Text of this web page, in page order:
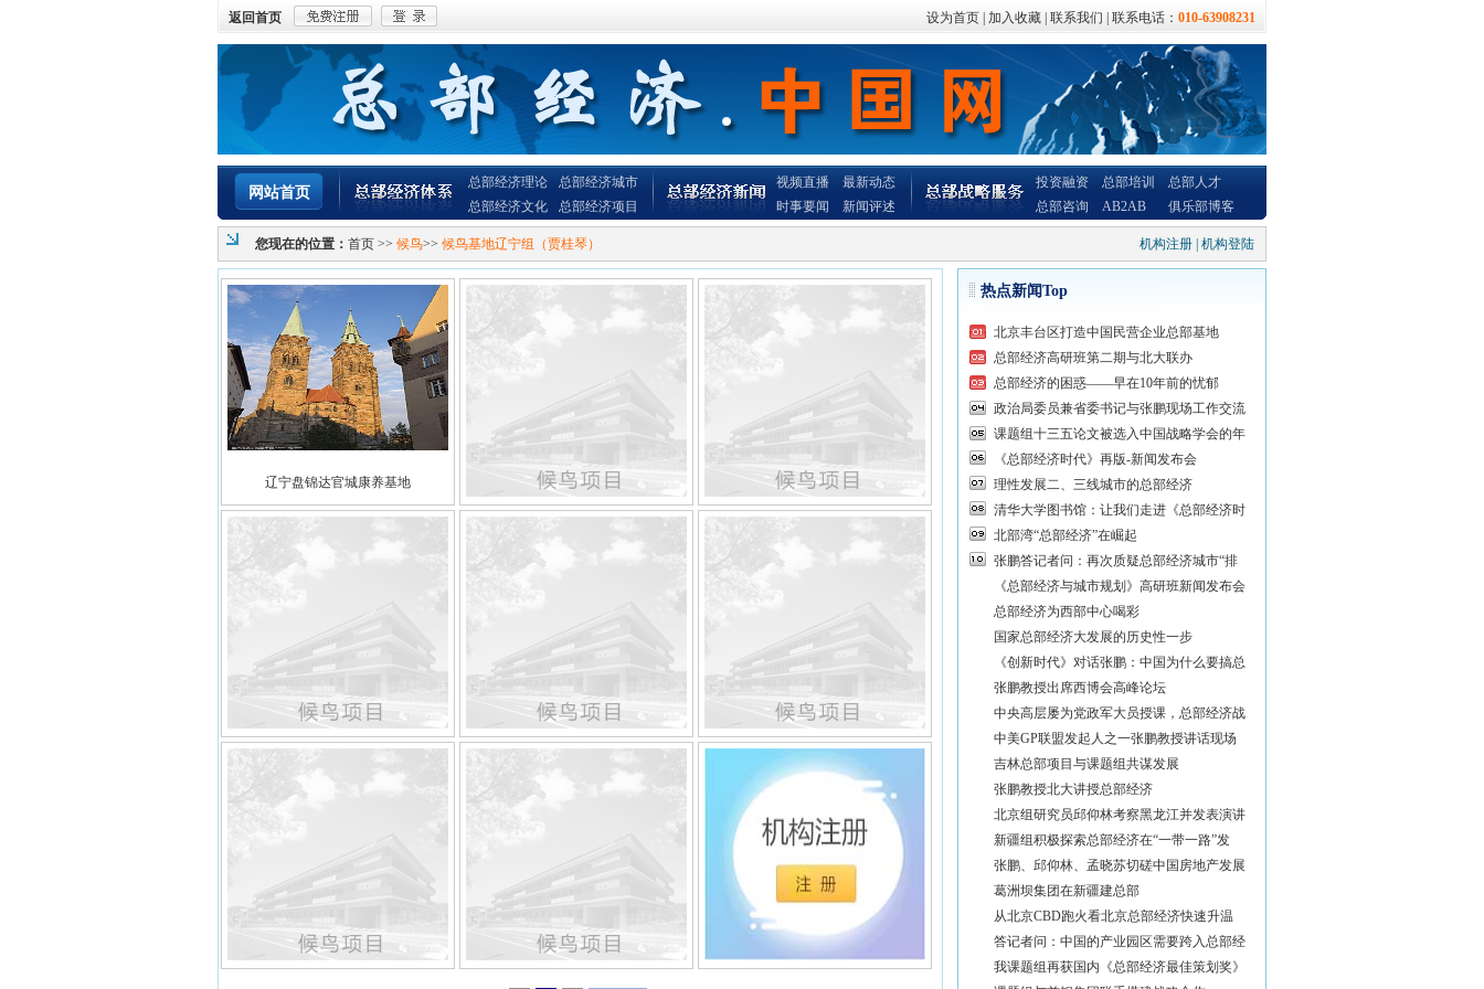
返回首页 设为首页 加入收藏 联系我们 | 联系电话： 010-63908231
网站首页
总部经济理论
总部经济文化
总部经济城市
总部经济项目
视频直播
时事要闻
最新动态
新闻评述
投资融资
总部咨询
总部培训
AB2AB
总部人才
俱乐部博客
您现在的位置： 首页 >> 候鸟>> 候鸟基地辽宁组（贾桂琴） 机构注册 机构登陆
辽宁盘锦达官城康养基地
热点新闻Top
北京丰台区打造中国民营企业总部基地
总部经济高研班第二期与北大联办
总部经济的困惑——早在10年前的忧郁
政治局委员兼省委书记与张鹏现场工作交流
课题组十三五论文被选入中国战略学会的年
《总部经济时代》再版-新闻发布会
理性发展二、三线城市的总部经济
清华大学图书馆：让我们走进《总部经济时
北部湾“总部经济”在崛起
张鹏答记者问：再次质疑总部经济城市“排
《总部经济与城市规划》高研班新闻发布会
总部经济为西部中心喝彩
国家总部经济大发展的历史性一步
《创新时代》对话张鹏：中国为什么要搞总
张鹏教授出席西博会高峰论坛
中央高层屡为党政军大员授课，总部经济战
中美GP联盟发起人之一张鹏教授讲话现场
吉林总部项目与课题组共谋发展
张鹏教授北大讲授总部经济
北京组研究员邱仰林考察黑龙江并发表演讲
新疆组积极探索总部经济在“一带一路”发
张鹏、邱仰林、孟晓苏切磋中国房地产发展
葛洲坝集团在新疆建总部
从北京CBD跑火看北京总部经济快速升温
答记者问：中国的产业园区需要跨入总部经
我课题组再获国内《总部经济最佳策划奖》